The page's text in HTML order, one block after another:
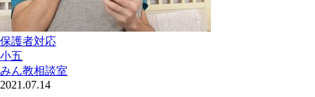
保護者対応
小五
みん教相談室
2021.07.14